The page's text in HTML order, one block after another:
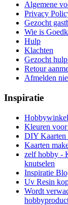
Algemene
Privacy
Gezocht
Wie is
Hulp
Klachten
Gezocht
Retour
Afmelden
Inspiratie
Kleuren voor
DIY Kaarten
Kaarten
zelf hobby -
knutselen
Inspiratie
Uv Resin
Wordt